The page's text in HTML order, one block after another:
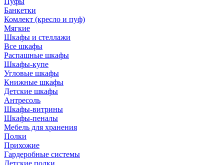
Банкетки
Комлект (кресло и пуф)
Мягкие
Шкафы и стеллажи
Все шкафы
Распашные шкафы
Шкафы-купе
Угловые шкафы
Книжные шкафы
Детские шкафы
Антресоль
Шкафы-витрины
Шкафы-пеналы
Мебель для хранения
Полки
Прихожие
Гардеробные системы
Детские полки